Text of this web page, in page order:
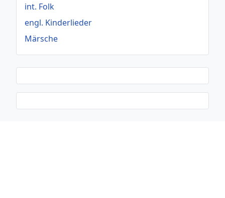
int. Folk
engl. Kinderlieder
Märsche